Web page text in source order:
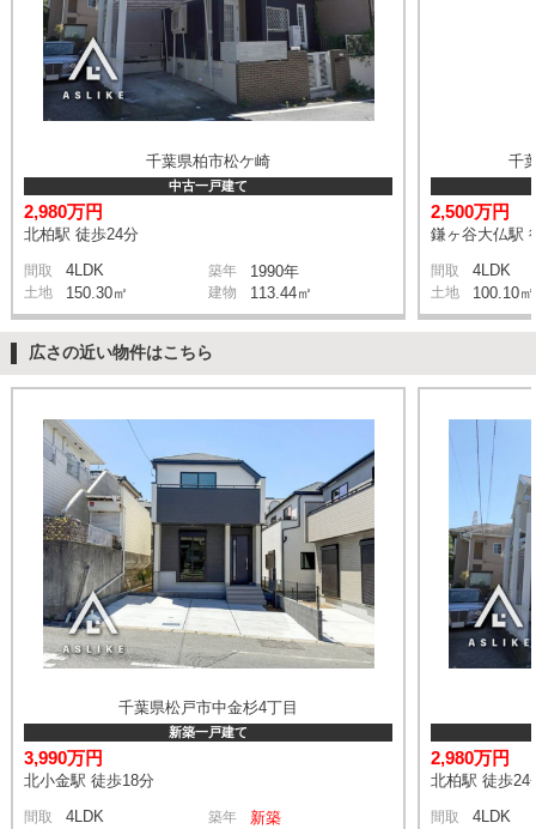
千葉県柏市松ケ崎
中古一戸建て
2,980万円
北柏駅 徒歩24分
間取 4LDK 築年 1990年
土地 150.30㎡ 建物 113.44㎡
千
2,500万円
鎌ヶ谷大仏駅
間取 4LDK
土地 100.10㎡
広さの近い物件はこちら
千葉県松戸市中金杉4丁目
新築一戸建て
3,990万円
北小金駅 徒歩18分
間取 4LDK 築年 新築
2,980万円
北柏駅 徒歩24
間取 4LDK